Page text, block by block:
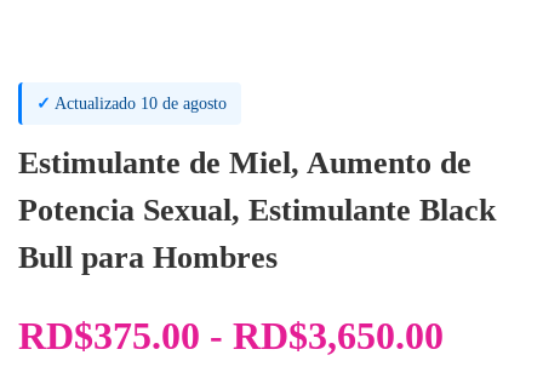
✓ Actualizado 10 de agosto
Estimulante de Miel, Aumento de
Potencia Sexual, Estimulante Black
Bull para Hombres
RD$375.00 - RD$3,650.00